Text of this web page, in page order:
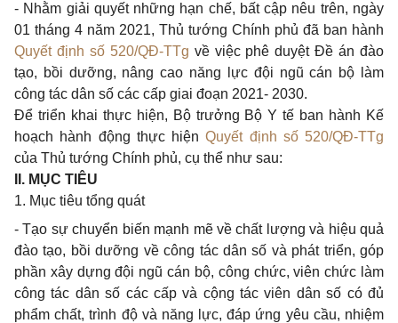
- Nhằm giải quyết những hạn chế, bất cập nêu trên, ngày
01 tháng 4 năm 2021, Thủ tướng Chính phủ đã ban hành
Quyết định số 520/QĐ-TTg về việc phê duyệt Đề án đào
tạo, bồi dưỡng, nâng cao năng lực đội ngũ cán bộ làm
công tác dân số các cấp giai đoạn 2021- 2030.
Để triển khai thực hiện, Bộ trưởng BộYtế ban hành Kế
hoạch hành động thực hiệnQuyết định số 520/QĐ-TTg
của Thủ tướng Chính phủ, cụ thể như sau:
II. MỤC TIÊU
1. Mục tiêu tổng quát
-Tạo sự chuyển biến mạnh mẽ về chất lượng và hiệu quả
đào tạo, bồi dưỡng về công tác dân số và phát triển, góp
phần xây dựng đội ngũ cán bộ, công chức, viên chức làm
công tác dân số các cấp và cộng tác viên dân số có đủ
phẩm chất, trình độ và năng lực, đáp ứng yêu cầu, nhiệm